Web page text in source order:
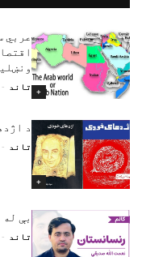
+
عربي
تاند -
+
د
تاند -
بې
تاند -